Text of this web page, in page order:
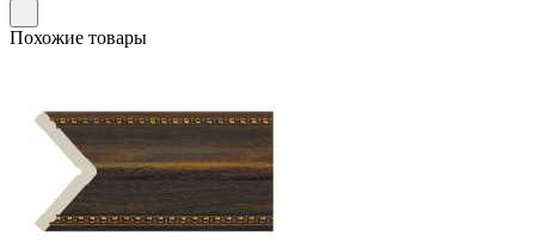
Похожие товары